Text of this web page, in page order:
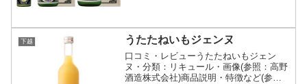
下越 うたたねいもジェンヌ
口コミ・レビューうたたねいもジェン
ヌ・分類：リキュール・画像(参照：高野
酒造株式会社)商品説明・特徴など(参